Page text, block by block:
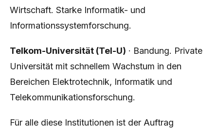
Wirtschaft. Starke Informatik- und
Informationssystemforschung.
Telkom-Universität (Tel-U) · Bandung. Private
Universität mit schnellem Wachstum in den
Bereichen Elektrotechnik, Informatik und
Telekommunikationsforschung.
Für alle diese Institutionen ist der Auftrag